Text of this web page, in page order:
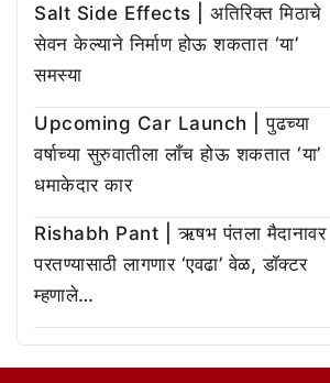
Salt Side Effects | अतिरिक्त मिठाचे
सेवन केल्याने निर्माण होऊ शकतात ‘या’
समस्या
Upcoming Car Launch | पुढच्या
वर्षाच्या सुरुवातीला लाँच होऊ शकतात ‘या’
धमाकेदार कार
Rishabh Pant | ऋषभ पंतला मैदानावर
परतण्यासाठी लागणार ‘एवढा’ वेळ, डॉक्टर
म्हणाले…